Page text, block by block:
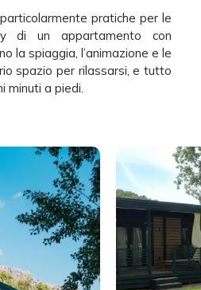
pratiche per le
di un appartamento con
la spiaggia, l’animazione e le
spazio per rilassarsi, e tutto
minuti a piedi.